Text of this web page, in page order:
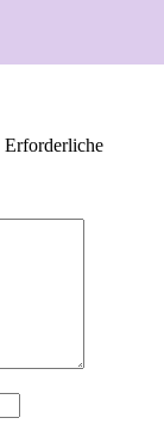
Erforderliche